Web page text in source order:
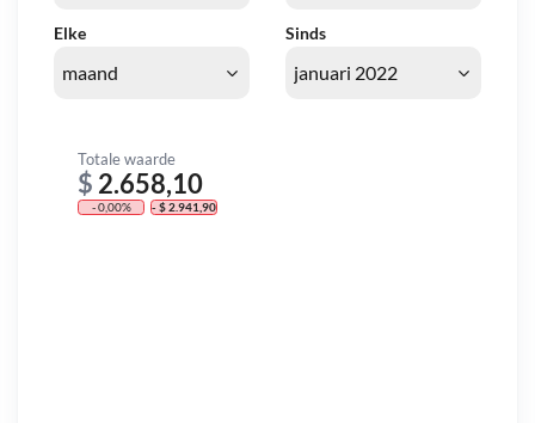
Elke Sinds
Totale waarde
$ 2.658,10
- 0,00% - $ 2.941,90